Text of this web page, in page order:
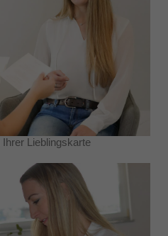
Lieblingskarte